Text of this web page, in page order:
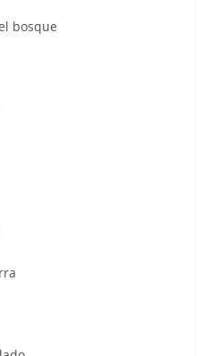
bosque